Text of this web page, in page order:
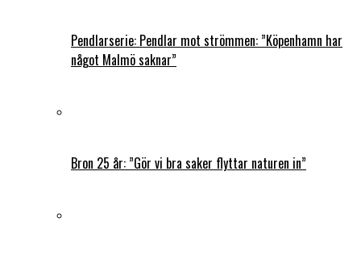
Pendlarserie: Pendlar mot strömmen: ”Köpenhamn har
något Malmö saknar”
Bron 25 år: ”Gör vi bra saker flyttar naturen in”